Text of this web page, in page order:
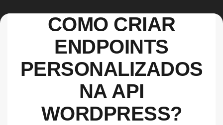
COMO CRIAR
ENDPOINTS
PERSONALIZADOS
NA API
WORDPRESS?